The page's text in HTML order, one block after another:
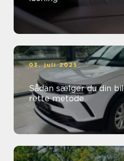
03. juli 2025
Sådan sælger du din
rette metode